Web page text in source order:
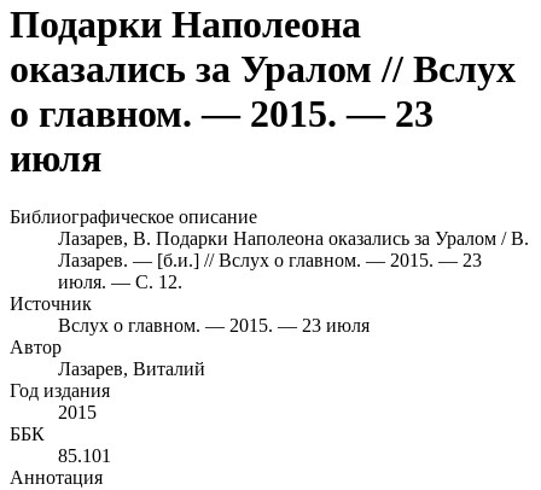
Подарки Наполеона
оказались за Уралом // Вслух
о главном. — 2015. — 23
июля
Библиографическое описание
Лазарев, В. Подарки Наполеона оказались за Уралом / В.
Лазарев. — [б.и.] // Вслух о главном. — 2015. — 23
июля. — С. 12.
Источник
Вслух о главном. — 2015. — 23 июля
Автор
Лазарев, Виталий
Год издания
2015
ББК
85.101
Аннотация